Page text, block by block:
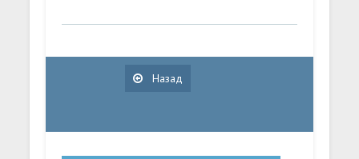
Назад